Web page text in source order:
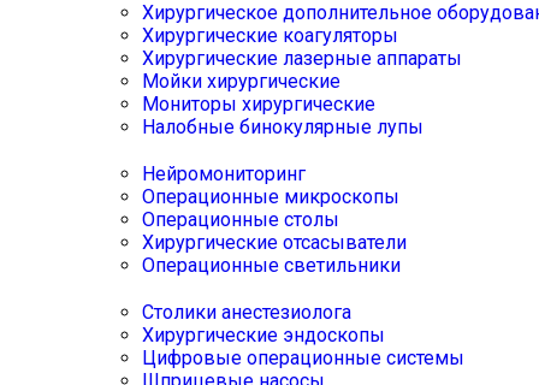
Хирургическое дополнительное
Хирургические коагуляторы
Хирургические лазерные аппараты
Мойки хирургические
Мониторы хирургические
Налобные бинокулярные лупы
Нейромониторинг
Операционные микроскопы
Операционные столы
Хирургические отсасыватели
Операционные светильники
Столики анестезиолога
Хирургические эндоскопы
Цифровые операционные системы